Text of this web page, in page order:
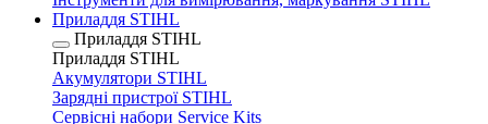
Приладдя STIHL
Приладдя STIHL
Приладдя STIHL
Акумулятори STIHL
Зарядні пристрої STIHL
Сервісні набори Service Kits